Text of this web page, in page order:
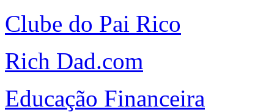
Clube do Pai Rico
Rich Dad.com
Educação Financeira